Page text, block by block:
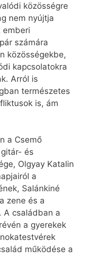
közösségre
nem nyújtja
emberi
számára
közösségekbe,
kapcsolatokra
Arról is
természetes
is, ám
a Csemő
és
Olgyay Katalin
a
Salánkiné
zene és a
A családban a
a gyerekek
működése a